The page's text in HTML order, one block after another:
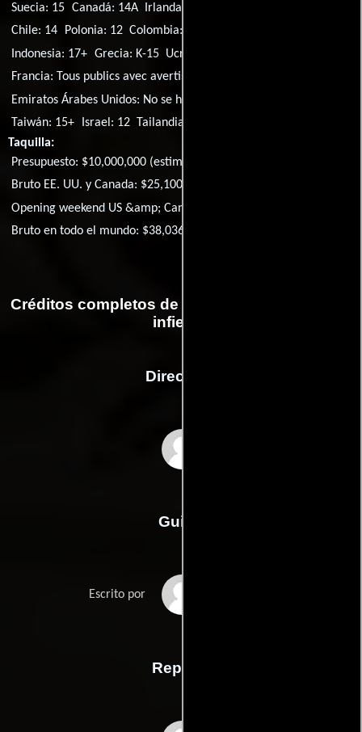
Suecia: 15 Canadá: 14A Irlanda: 16
Chile: 14
Polonia: 12 Colombia: 12
Indonesia: 17+ Grecia: K-15 Ucrania: 16
Francia: Tous publics avec avertissement
Emiratos Árabes Unidos: No se ha clasificado
Taiwán: 15+
Israel: 12 Tailandia: 18+
Taquilla:
Presupuesto: $10,000,000 (estimated)
Bruto EE. UU. y Canada: $25,100,080
Opening weekend US &amp; Canada: $6,805,468
Bruto en todo el mundo: $38,036,130
Créditos completos de la película Invitación al
infierno
Dirección
Guión
Escrito por
Reparto